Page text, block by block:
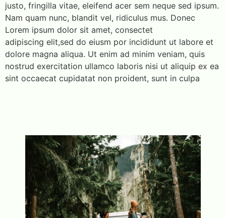
justo, fringilla vitae, eleifend acer sem neque sed ipsum.
Nam quam nunc, blandit vel, ridiculus mus. Donec
Lorem ipsum dolor sit amet, consectet
adipiscing elit,sed do eiusm por incididunt ut labore et
dolore magna aliqua. Ut enim ad minim veniam, quis
nostrud exercitation ullamco laboris nisi ut aliquip ex ea
sint occaecat cupidatat non proident, sunt in culpa